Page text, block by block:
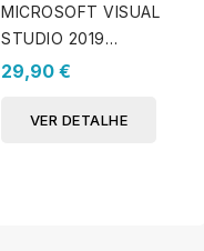
MICROSOFT VISUAL
STUDIO 2019
ENTERPRISE
29,90 €
VER DETALHE